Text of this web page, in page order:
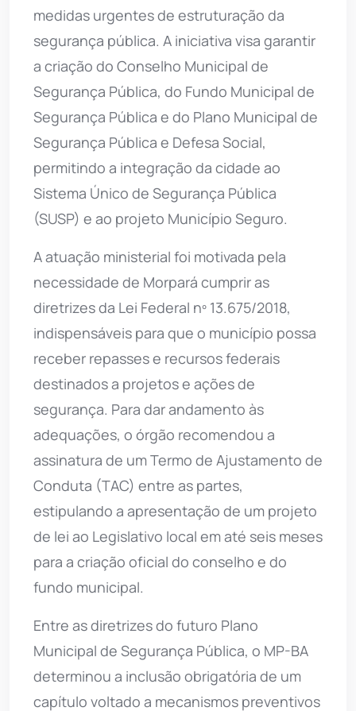
medidas urgentes de estruturação da
segurança pública. A iniciativa visa garantir
a criação do Conselho Municipal de
Segurança Pública, do Fundo Municipal de
Segurança Pública e do Plano Municipal de
Segurança Pública e Defesa Social,
permitindo a integração da cidade ao
Sistema Único de Segurança Pública
(SUSP) e ao projeto Município Seguro.
A atuação ministerial foi motivada pela
necessidade de Morpará cumprir as
diretrizes da Lei Federal nº 13.675/2018,
indispensáveis para que o município possa
receber repasses e recursos federais
destinados a projetos e ações de
segurança. Para dar andamento às
adequações, o órgão recomendou a
assinatura de um Termo de Ajustamento de
Conduta (TAC) entre as partes,
estipulando a apresentação de um projeto
de lei ao Legislativo local em até seis meses
para a criação oficial do conselho e do
fundo municipal.
Entre as diretrizes do futuro Plano
Municipal de Segurança Pública, o MP-BA
determinou a inclusão obrigatória de um
capítulo voltado a mecanismos preventivos